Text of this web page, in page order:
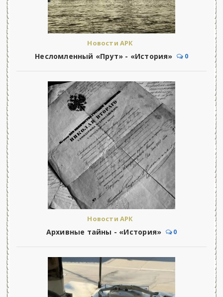
Новости АРК
Несломленный «Прут» - «История» 0
Новости АРК
Архивные тайны - «История» 0